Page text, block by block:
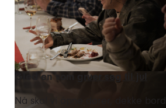
Gled en som
gruer seg til jul
Nå skal vi åpne dører, dekke